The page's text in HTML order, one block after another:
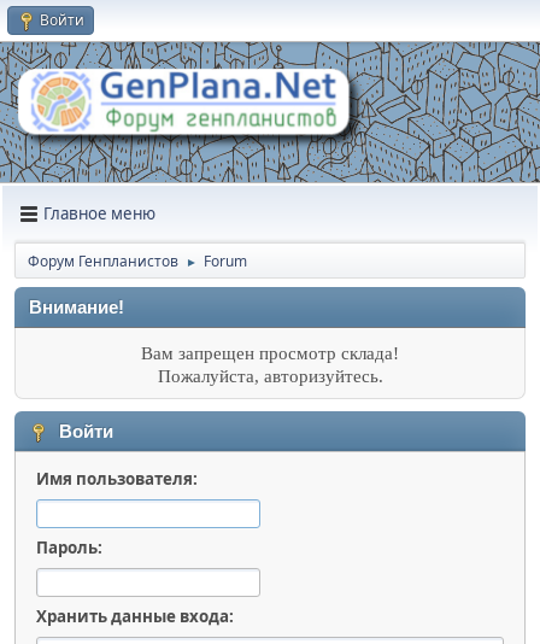
Войти
Главное меню
Форум Генпланистов ► Forum
Внимание!
Вам запрещен просмотр склада!
Пожалуйста, авторизуйтесь.
Войти
Имя пользователя:
Пароль:
Хранить данные входа: